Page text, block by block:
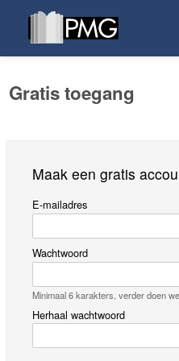
Gratis toegang
Maak een gratis
E-mailadres
Wachtwoord
Minimaal 6 karakters, verder doen
Herhaal wachtwoord